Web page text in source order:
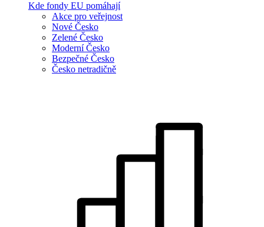
Kde fondy EU pomáhají
Akce pro veřejnost
Nové Česko
Zelené Česko
Moderní Česko
Bezpečné Česko
Česko netradičně